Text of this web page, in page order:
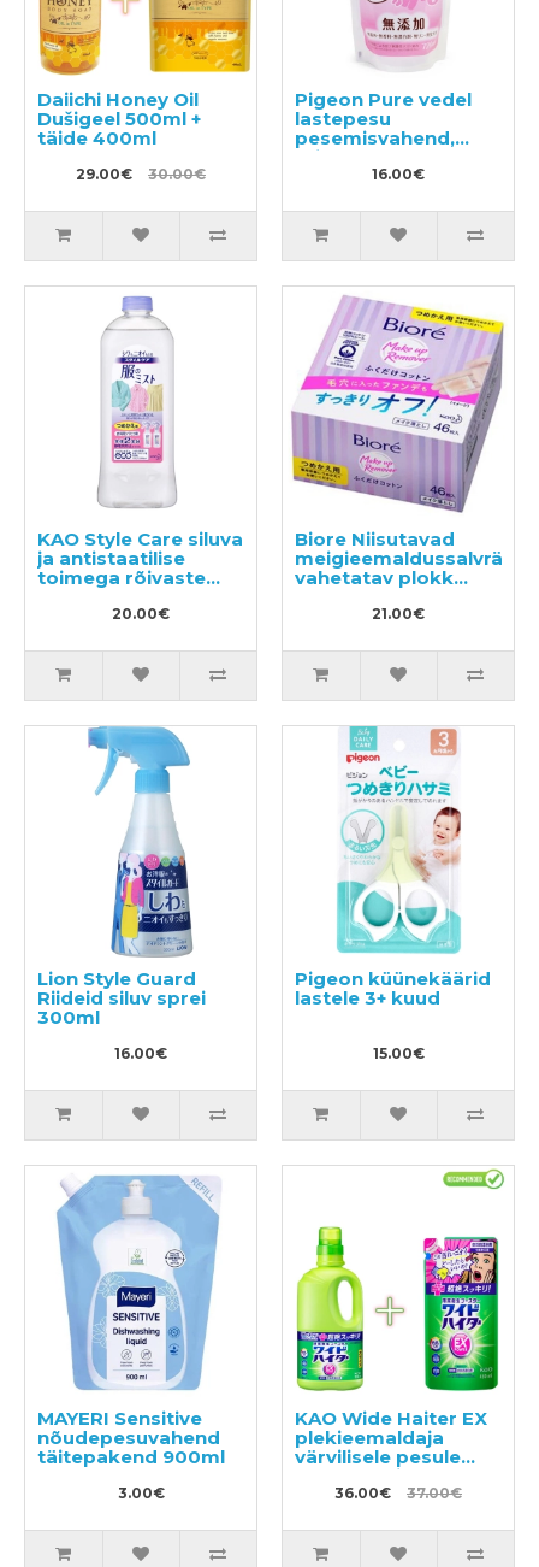
Daiichi Honey Oil
Dušigeel 500ml +
täide 400ml
29.00€ 30.00€
Pigeon Pure vedel
lastepesu
pesemisvahend,
täitepakend 720ml
16.00€
KAO Style Care siluva
ja antistaatilise
toimega rõivaste
täitepakend 400ml
20.00€
Biore Niisutavad
vahetatav plokk
21.00€
Lion Style Guard
Riideid siluv sprei
300ml
16.00€
Pigeon küünekäärid
lastele 3+ kuud
15.00€
MAYERI Sensitive
nõudepesuvahend
täitepakend 900ml
3.00€
KAO Wide Haiter EX
plekieemaldaja
värvilisele pesule
930ml + täitepakend
450ml36.00€ 37.00€